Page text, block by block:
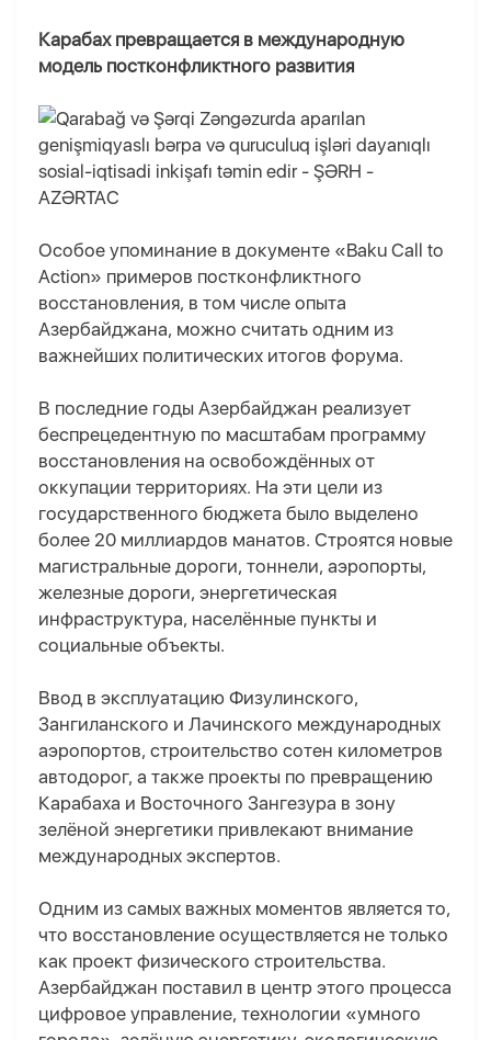
Карабах превращается в международную
модель постконфликтного развития
Особое упоминание в документе «Baku Call to
Action» примеров постконфликтного
восстановления, в том числе опыта
Азербайджана, можно считать одним из
важнейших политических итогов форума.
В последние годы Азербайджан реализует
беспрецедентную по масштабам программу
восстановления на освобождённых от
оккупации территориях. На эти цели из
государственного бюджета было выделено
более 20 миллиардов манатов. Строятся новые
магистральные дороги, тоннели, аэропорты,
железные дороги, энергетическая
инфраструктура, населённые пункты и
социальные объекты.
Ввод в эксплуатацию Физулинского,
Зангиланского и Лачинского международных
аэропортов, строительство сотен километров
автодорог, а также проекты по превращению
Карабаха и Восточного Зангезура в зону
зелёной энергетики привлекают внимание
международных экспертов.
Одним из самых важных моментов является то,
что восстановление осуществляется не только
как проект физического строительства.
Азербайджан поставил в центр этого процесса
цифровое управление, технологии «умного